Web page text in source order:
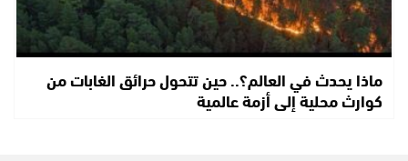
ماذا يحدث في العالم؟.. حين تتحول حرائق الغابات من
كوارث محلية إلى أزمة عالمية